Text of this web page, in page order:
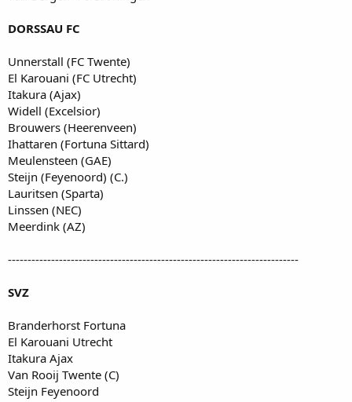
DORSSAU FC
Unnerstall (FC Twente)
El Karouani (FC Utrecht)
Itakura (Ajax)
Widell (Excelsior)
Brouwers (Heerenveen)
Ihattaren (Fortuna Sittard)
Meulensteen (GAE)
Steijn (Feyenoord) (C.)
Lauritsen (Sparta)
Linssen (NEC)
Meerdink (AZ)
--------------------------------------------------------------------------
SVZ
Branderhorst Fortuna
El Karouani Utrecht
Itakura Ajax
Van Rooij Twente (C)
Steijn Feyenoord